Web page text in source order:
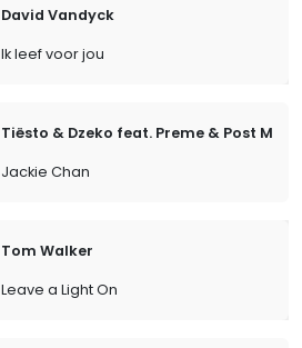
David Vandyck
Ik leef voor jou
Tiësto & Dzeko feat. Preme & Post
Jackie Chan
Tom Walker
Leave a Light On